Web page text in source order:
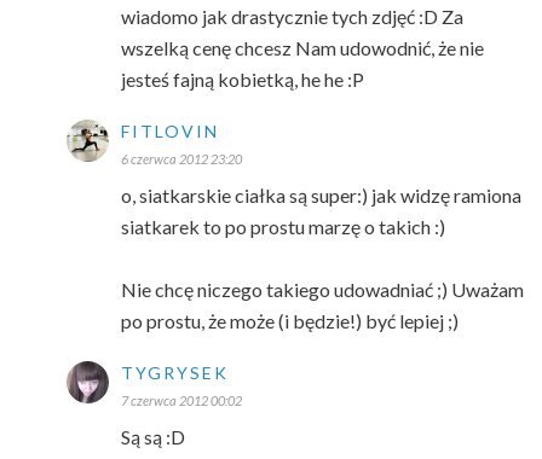
wiadomo jak drastycznie tych zdjęć :D Za
wszelką cenę chcesz Nam udowodnić, że nie
jesteś fajną kobietką, he he :P
FITLOVIN
6 czerwca 2012 23:20
o, siatkarskie ciałka są super:) jak widzę ramiona
siatkarek to po prostu marzę o takich :)
Nie chcę niczego takiego udowadniać ;) Uważam
po prostu, że może (i będzie!) być lepiej ;)
TYGRYSEK
7 czerwca 2012 00:02
Są są :D